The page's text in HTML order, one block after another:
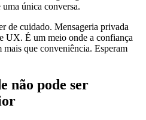
única conversa.
de cuidado. Mensageria privada
UX. É um meio onde a confiança
que conveniência. Esperam
não pode ser